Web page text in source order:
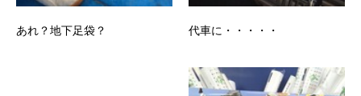
あれ？地下足袋？ 代車に・・・・・